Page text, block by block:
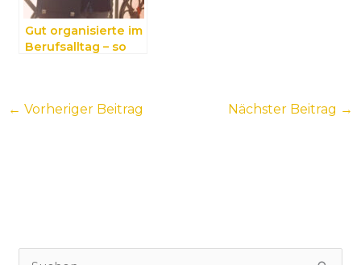
Gut organisierte im
Berufsalltag – so
← Vorheriger Beitrag Nächster Beitrag →